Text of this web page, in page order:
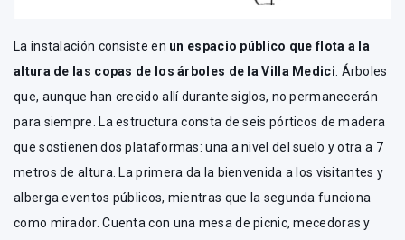
La instalación consiste en un espacio público que flota a la
altura de las copas de los árboles de la Villa Medici . Árboles
que, aunque han crecido allí durante siglos, no permanecerán
para siempre. La estructura consta de seis pórticos de madera
que sostienen dos plataformas: una a nivel del suelo y otra a 7
metros de altura. La primera da la bienvenida a los visitantes y
alberga eventos públicos, mientras que la segunda funciona
como mirador. Cuenta con una mesa de picnic, mecedoras y